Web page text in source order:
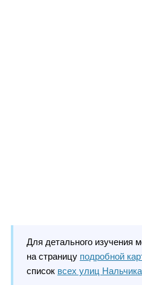
Для детального изучения
на страницу подробной
список всех улиц Нальчика